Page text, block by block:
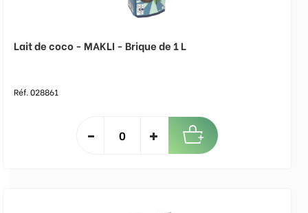
Lait de coco - MAKLI - Brique de 1 L
Réf. 028861